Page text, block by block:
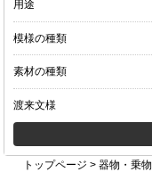
用途
模様の種類
素材の種類
渡来文様
トップページ >器物・乗物